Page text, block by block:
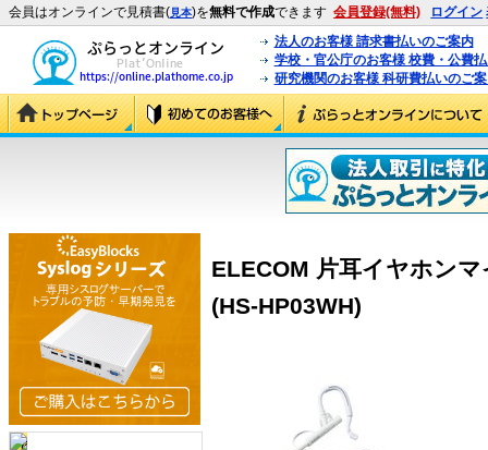
会員はオンラインで見積書(見本)を無料で作成できます 会員登録(無料) ログイン
法人のお客様 請求書払いのご案内
学校・官公庁のお客様 校費・公費
研究機関のお客様 科研費払いのご
ELECOM 片耳イヤホン
(HS-HP03WH)